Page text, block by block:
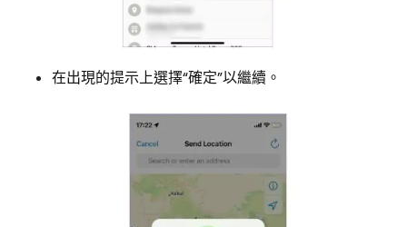
在出現的提示上選擇“確定”以繼續。